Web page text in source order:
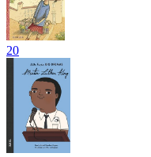
20